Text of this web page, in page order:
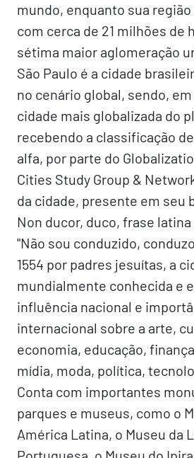
mundo, enquanto sua
com cerca de 21 milhões de
sétima maior aglomeração
São Paulo é a cidade
no cenário global, sendo, em
cidade mais globalizada do
recebendo a classificação
alfa, por parte do
Cities Study Group &
da cidade, presente em seu
Non ducor, duco, frase
"Não sou conduzido,
1554 por padres jesuítas, a
mundialmente conhecida e
influência nacional e
internacional sobre a arte,
economia, educação,
mídia, moda, política,
Conta com importantes
parques e museus, como o
América Latina, o Museu da